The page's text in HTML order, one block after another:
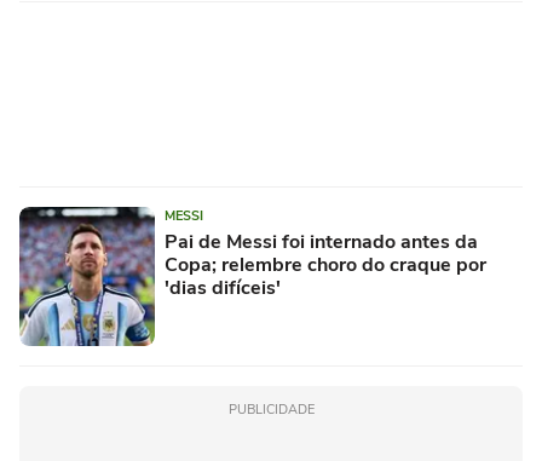
MESSI
Pai de Messi foi internado antes da
Copa; relembre choro do craque por
'dias difíceis'
PUBLICIDADE